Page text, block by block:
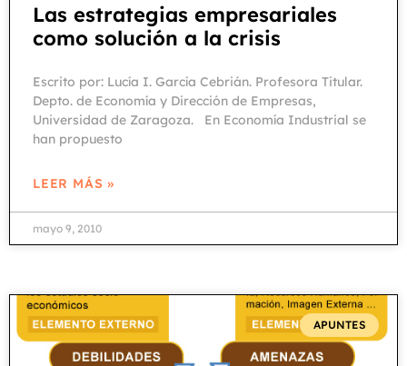
Las estrategias empresariales
como solución a la crisis
Escrito por: Lucía I. García Cebrián. Profesora Titular.
Depto. de Economía y Dirección de Empresas,
Universidad de Zaragoza. En Economía Industrial se
han propuesto
LEER MÁS »
mayo 9, 2010
APUNTES